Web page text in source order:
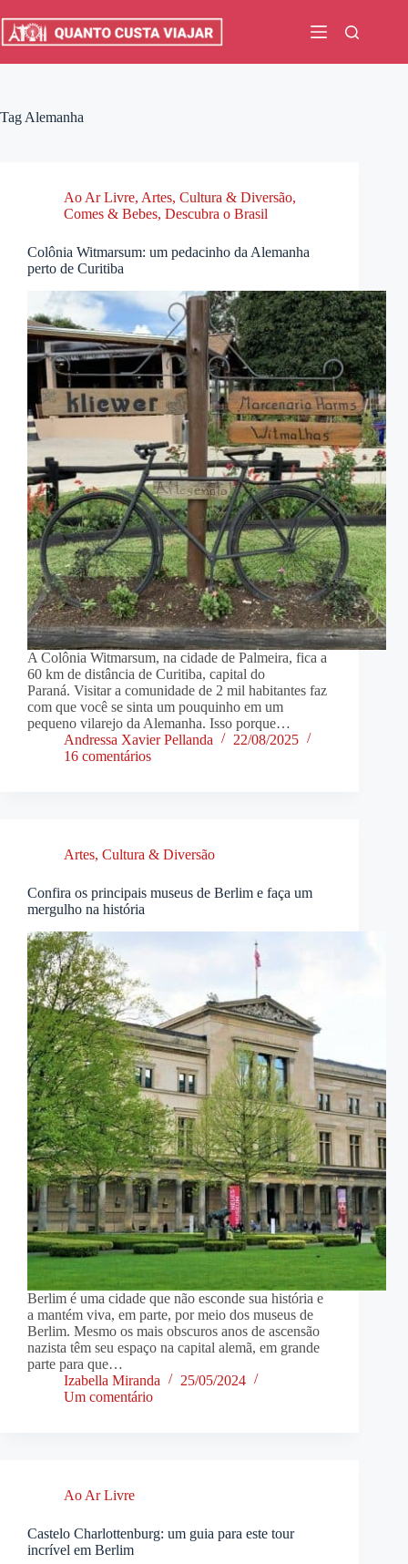
para
Tag Alemanha
Ao Ar Livre, Artes, Cultura & Diversão,
Comes & Bebes, Descubra o Brasil
Colônia Witmarsum: um pedacinho da Alemanha
perto de Curitiba
A Colônia Witmarsum, na cidade de Palmeira, fica a
60 km de distância de Curitiba, capital do
Paraná. Visitar a comunidade de 2 mil habitantes faz
com que você se sinta um pouquinho em um
pequeno vilarejo da Alemanha. Isso porque…
Andressa Xavier Pellanda
22/08/2025
16 comentários
Artes, Cultura & Diversão
Confira os principais museus de Berlim e faça um
mergulho na história
Berlim é uma cidade que não esconde sua história e
a mantém viva, em parte, por meio dos museus de
Berlim. Mesmo os mais obscuros anos de ascensão
nazista têm seu espaço na capital alemã, em grande
parte para que…
Izabella Miranda
25/05/2024
Um comentário
Ao Ar Livre
Castelo Charlottenburg: um guia para este tour
incrível em Berlim